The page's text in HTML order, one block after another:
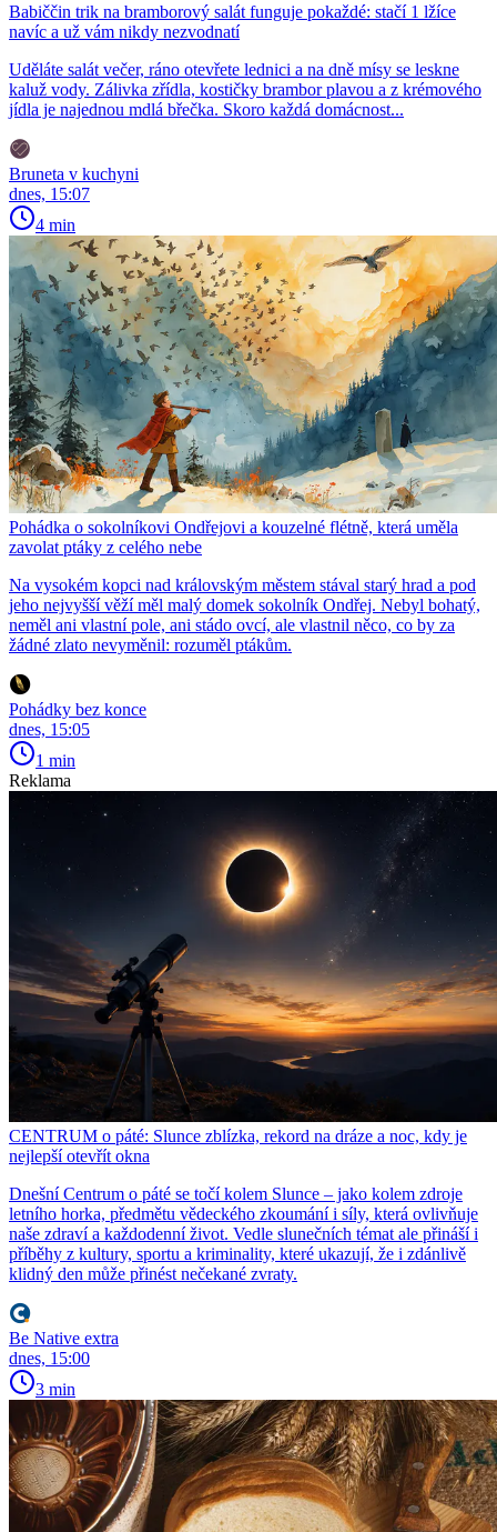
Babiččin trik na bramborový salát funguje pokaždé: stačí 1 lžíce
navíc a už vám nikdy nezvodnatí
Uděláte salát večer, ráno otevřete lednici a na dně mísy se leskne
kaluž vody. Zálivka zřídla, kostičky brambor plavou a z krémového
jídla je najednou mdlá břečka. Skoro každá domácnost...
Bruneta v kuchyni
dnes, 15:07
4 min
Pohádka o sokolníkovi Ondřejovi a kouzelné flétně, která uměla
zavolat ptáky z celého nebe
Na vysokém kopci nad královským městem stával starý hrad a pod
jeho nejvyšší věží měl malý domek sokolník Ondřej. Nebyl bohatý,
neměl ani vlastní pole, ani stádo ovcí, ale vlastnil něco, co by za
žádné zlato nevyměnil: rozuměl ptákům.
Pohádky bez konce
dnes, 15:05
1 min
Reklama
CENTRUM o páté: Slunce zblízka, rekord na dráze a noc, kdy je
nejlepší otevřít okna
Dnešní Centrum o páté se točí kolem Slunce – jako kolem zdroje
letního horka, předmětu vědeckého zkoumání i síly, která ovlivňuje
naše zdraví a každodenní život. Vedle slunečních témat ale přináší i
příběhy z kultury, sportu a kriminality, které ukazují, že i zdánlivě
klidný den může přinést nečekané zvraty.
Be Native extra
dnes, 15:00
3 min